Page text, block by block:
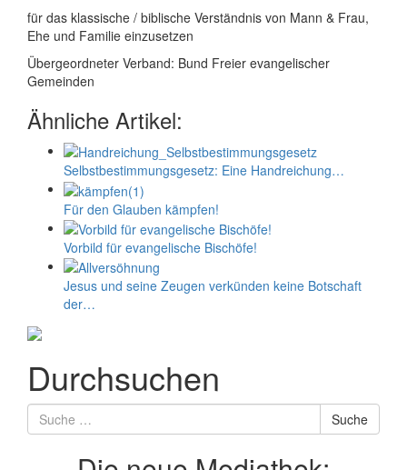
für das klassische / biblische Verständnis von Mann & Frau,
Ehe und Familie einzusetzen
Übergeordneter Verband: Bund Freier evangelischer
Gemeinden
Ähnliche Artikel:
Selbstbestimmungs­­­­­­­gesetz: Eine Handreichung…
Für den Glauben kämpfen!
Vorbild für evangelische Bischöfe!
Jesus und seine Zeugen verkünden keine Botschaft
der…
Durchsuchen
Suche
nach
Suche